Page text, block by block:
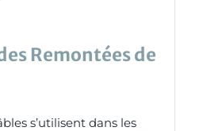
Remontées de
s’utilisent dans les